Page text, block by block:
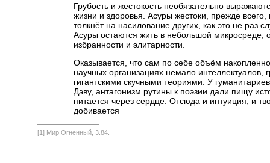
Грубость и жестокость необязательно
жизни и здоровья. Асуры жестоки, прежде
толкнёт на насилование других, как это не раз
Асуры остаются жить в небольшой микросреде,
избранности и элитарности.
Оказывается, что сам по себе объём
научных организациях немало
гигантскими скучными теориями. У
Дэву, антагонизм рутины к поэзии дали пищу
питается через сердце. Отсюда и интуиция, и
добивается
[1] Мир Огненный, 3.84.